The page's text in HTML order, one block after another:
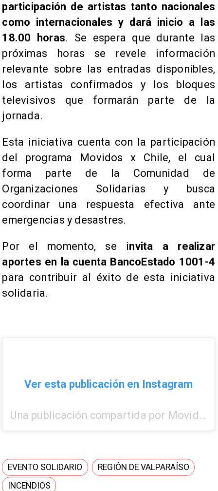
participación de artistas tanto nacionales
como internacionales y dará inicio a las
18.00 horas. Se espera que durante las
próximas horas se revele información
relevante sobre las entradas disponibles,
los artistas confirmados y los bloques
televisivos que formarán parte de la
jornada.
​Esta iniciativa cuenta con la participación
del programa Movidos x Chile, el cual
forma parte de la Comunidad de
Organizaciones Solidarias y busca
coordinar una respuesta efectiva ante
emergencias y desastres.
Por el momento, se invita a realizar
aportes en la cuenta BancoEstado 1001-4
para contribuir al éxito de esta iniciativa
solidaria.
Ver esta publicación en Instagram
Una publicación compartida por MovidosxChile (@movidosxchile)
EVENTO SOLIDARIO
REGIÓN DE VALPARAÍSO
INCENDIOS